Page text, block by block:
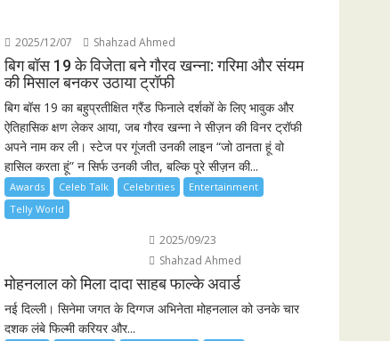
2025/12/07 Shahzad Ahmed
बिग बॉस 19 के विजेता बने गौरव खन्ना: गरिमा और संयम
की मिसाल बनकर उठाया ट्रॉफी
बिग बॉस 19 का बहुप्रतीक्षित ग्रैंड फिनाले दर्शकों के लिए भावुक और
ऐतिहासिक क्षण लेकर आया, जब गौरव खन्ना ने सीज़न की विनर ट्रॉफी
अपने नाम कर ली। स्टेज पर गूंजती उनकी लाइन “जो ठानता हूं वो
हासिल करता हूं” न सिर्फ उनकी जीत, बल्कि पूरे सीज़न की...
Awards Celeb Talk Celebrities
Entertainment
Telly World
2025/09/23
Shahzad Ahmed
मोहनलाल को मिला दादा साहब फाल्के अवार्ड
नई दिल्ली। सिनेमा जगत के दिग्गज अभिनेता मोहनलाल को उनके चार
दशक लंबे फिल्मी करियर और...